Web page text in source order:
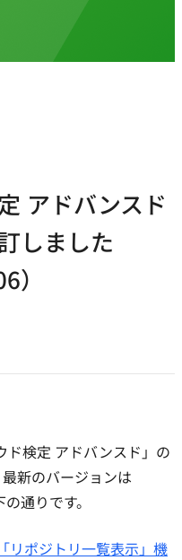
アドバンスド
しました
）
ド検定 アドバンスド」の
新のバージョンは
通りです。
リポジトリ一覧表示」機